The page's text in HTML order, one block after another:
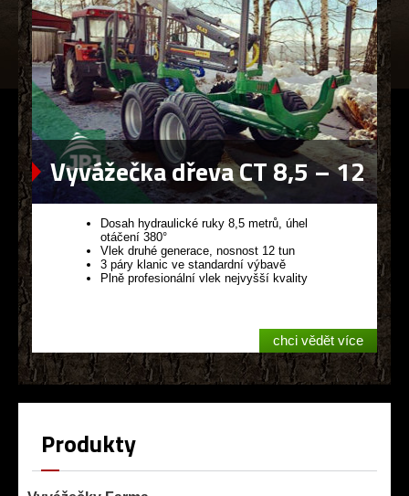
Vyvážečka dřeva CT 8,5 – 12
Dosah hydraulické ruky 8,5 metrů, úhel
otáčení 380°
Vlek druhé generace, nosnost 12 tun
3 páry klanic ve standardní výbavě
Plně profesionální vlek nejvyšší kvality
chci vědět více
Produkty